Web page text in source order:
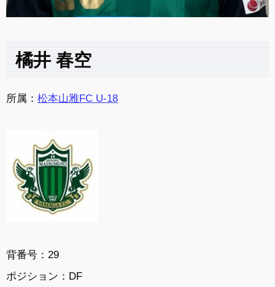
橘井 春空
所属： 松本山雅FC U-18
背番号：29
ポジション：DF